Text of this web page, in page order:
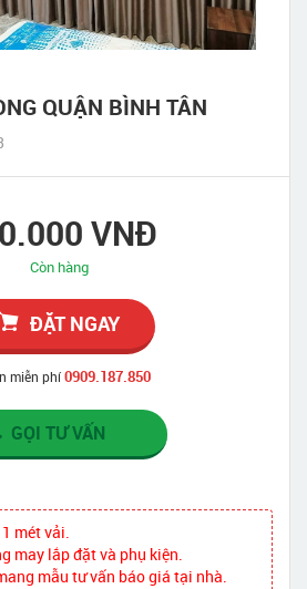
QUẬN BÌNH TÂN
VNĐ
Còn hàng
ĐẶT NGAY
miễn phí0909.187.850
GỌI TƯ VẤN
mét vải.
may lắp đặt và phụ kiện.
mẫu tư vấn báo giá tại nhà.